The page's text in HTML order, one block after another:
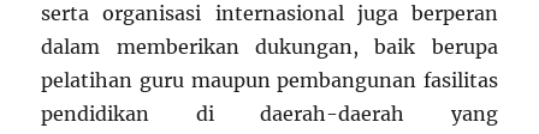
serta organisasi internasional juga berperan
dalam memberikan dukungan, baik berupa
pelatihan guru maupun pembangunan fasilitas
pendidikan di daerah-daerah yang